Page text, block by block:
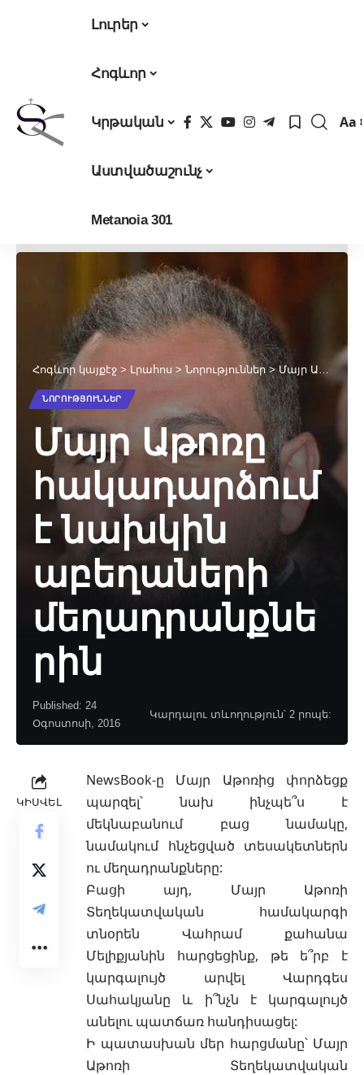
Լուրեր
Հոգևոր
Կրթական
Աստվածաշունչ
Metanoia 301
Aa
Հոգևոր կայքէջ > Լրահոս > Նորություններ>Մայր Աթոռը հակադարձում է նախկին աբեղաների մեղադրանքներին
ՆՈՐՈՒԹՅՈՒՆՆԵՐ
Մայր Աթոռը
հակադարձում
է նախկին
աբեղաների
մեղադրանքնե
րին
Published: 24
Օգոստոսի, 2016
Կարդալու տևողություն՝ 2 րոպե:
ԿԻՍՎԵԼ
NewsBook-ը Մայր Աթոռից փորձեցք
պարզել՝ նախ ինչպե՞ս է
մեկնաբանում բաց նամակը,
նամակում հնչեցված տեսակետներն
ու մեղադրանքները:
Բացի այդ, Մայր Աթոռի
Տեղեկատվական համակարգի
տնօրեն Վահրամ քահանա
Մելիքյանին հարցեցինք, թե ե՞րբ է
կարգալույծ արվել Վարդգես
Սահակյանը և ի՞նչն է կարգալույծ
անելու պատճառ հանդիսացել:
Ի պատասխան մեր հարցմանը՝ Մայր
Աթոռի Տեղեկատվական